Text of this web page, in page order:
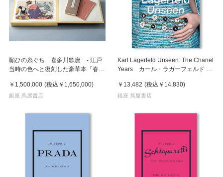
願ひの糸ぐち 喜多川歌麿 - 江戸
当時の色へと復刻した豪華本「春
￥1,500,000 (税込 ￥1,650,000)
銀座 蔦屋書店
Karl Lagerfeld Unseen: The Chanel
Years カール・ラガーフェルド ア
￥13,482 (税込 ￥14,830)
銀座 蔦屋書店